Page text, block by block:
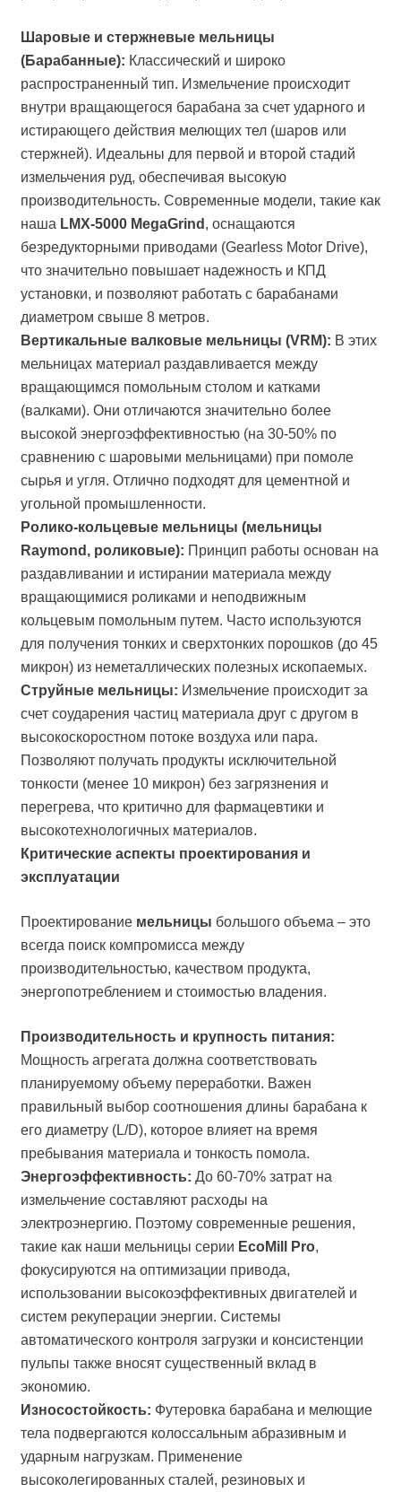
Шаровые и стержневые мельницы
(Барабанные): Классический и широко
распространенный тип. Измельчение происходит
внутри вращающегося барабана за счет ударного и
истирающего действия мелющих тел (шаров или
стержней). Идеальны для первой и второй стадий
измельчения руд, обеспечивая высокую
производительность. Современные модели, такие как
наша LMX-5000 MegaGrind , оснащаются
безредукторными приводами (Gearless Motor Drive),
что значительно повышает надежность и КПД
установки, и позволяют работать с барабанами
диаметром свыше 8 метров.
Вертикальные валковые мельницы (VRM): В этих
мельницах материал раздавливается между
вращающимся помольным столом и катками
(валками). Они отличаются значительно более
высокой энергоэффективностью (на 30-50% по
сравнению с шаровыми мельницами) при помоле
сырья и угля. Отлично подходят для цементной и
угольной промышленности.
Ролико-кольцевые мельницы (мельницы
Raymond, роликовые): Принцип работы основан на
раздавливании и истирании материала между
вращающимися роликами и неподвижным
кольцевым помольным путем. Часто используются
для получения тонких и сверхтонких порошков (до 45
микрон) из неметаллических полезных ископаемых.
Струйные мельницы: Измельчение происходит за
счет соударения частиц материала друг с другом в
высокоскоростном потоке воздуха или пара.
Позволяют получать продукты исключительной
тонкости (менее 10 микрон) без загрязнения и
перегрева, что критично для фармацевтики и
высокотехнологичных материалов.
Критические аспекты проектирования и
эксплуатации
Проектирование мельницы большого объема – это
всегда поиск компромисса между
производительностью, качеством продукта,
энергопотреблением и стоимостью владения.
Производительность и крупность питания:
Мощность агрегата должна соответствовать
планируемому объему переработки. Важен
правильный выбор соотношения длины барабана к
его диаметру (L/D), которое влияет на время
пребывания материала и тонкость помола.
Энергоэффективность: До 60-70% затрат на
измельчение составляют расходы на
электроэнергию. Поэтому современные решения,
такие как наши мельницы серии EcoMill Pro,
фокусируются на оптимизации привода,
использовании высокоэффективных двигателей и
систем рекуперации энергии. Системы
автоматического контроля загрузки и консистенции
пульпы также вносят существенный вклад в
экономию.
Износостойкость: Футеровка барабана и мелющие
тела подвергаются колоссальным абразивным и
ударным нагрузкам. Применение
высоколегированных сталей, резиновых и